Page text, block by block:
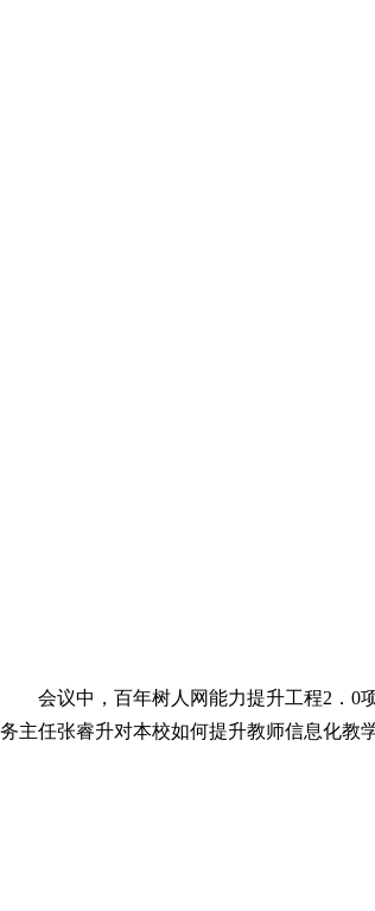
会议中，百年树人网能力提升工程2．0
务主任张睿升对本校如何提升教师信息化教